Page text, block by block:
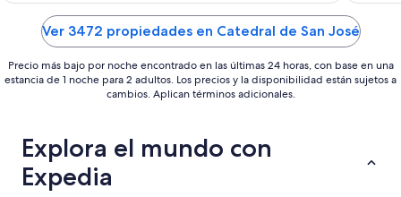
of
of
5
Ver 3472 propiedades en Catedral de San José
Precio más bajo por noche encontrado en las últimas 24 horas, con base en una
estancia de 1 noche para 2 adultos. Los precios y la disponibilidad están sujetos a
cambios. Aplican términos adicionales.
Explora el mundo con
Expedia